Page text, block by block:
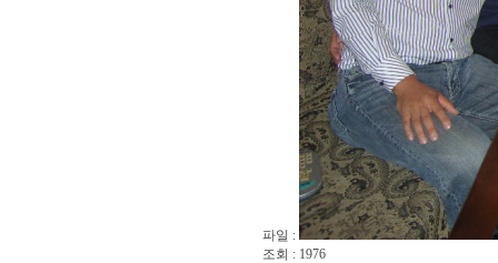
파일 :
조회 : 1976